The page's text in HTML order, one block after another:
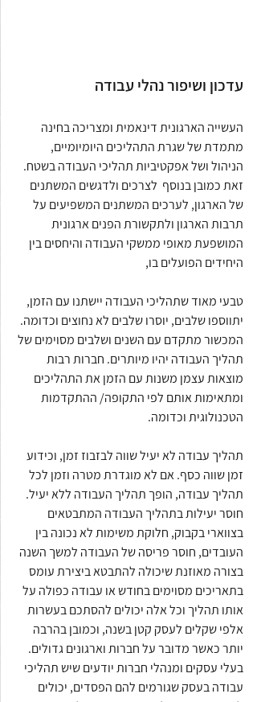
עדכון ושיפור נהלי עבודה
העשייה הארגונית דינאמית ומצריכה בחינה
מתמדת של שגרת התהליכים היומיומיים,
הניהול ושל אפקטיביות תהליכי העבודה בשטח.
זאת כמובן בנוסף  לצרכים ולדגשים המשתנים
של הארגון, לערכים המשתנים המשפיעים על
תרבות הארגון ולתקשורת הפנים ארגונית
המושפעת מאופי ממשקי העבודה והיחסים בין
היחידים הפועלים בו,
טבעי מאוד שתהליכי העבודה יישתנו עם הזמן,
יתווספו שלבים, יוסרו שלבים לא נחוצים וכדומה.
המכשור מתקדם עם השנים ושלבים מסוימים של
תהליך העבודה יהיו מיותרים. חברות רבות
מוצאות עצמן משנות עם הזמן את התהליכים
ומתאימות אותם לפי התקופה/ ההתקדמות
הטכנולוגית וכדומה.
תהליך עבודה לא יעיל שווה לבזבוז זמן, וכידוע
זמן שווה כסף. אם לא מוגדרת מטרה וזמן לכל
תהליך עבודה, הופך תהליך העבודה ללא יעיל.
חוסר יעילות בתהליך העבודה המתבטאים
בצווארי בקבוק, חלוקת משימות לא נכונה בין
העובדים, חוסר פריסה של העבודה למשך השנה
בצורה מאוזנת שיכולה להתבטא ביצירת עומס
בתאריכים מסוימים בחודש או עבודה כפולה על
אותו תהליך וכל אלה יכולים להסתכם בעשרות
אלפי שקלים לעסק קטן בשנה, וכמובן בהרבה
יותר כאשר מדובר על חברות וארגונים גדולים.
בעלי עסקים ומנהלי חברות יודעים שיש תהליכי
עבודה בעסק שגורמים להם הפסדים, יכולים